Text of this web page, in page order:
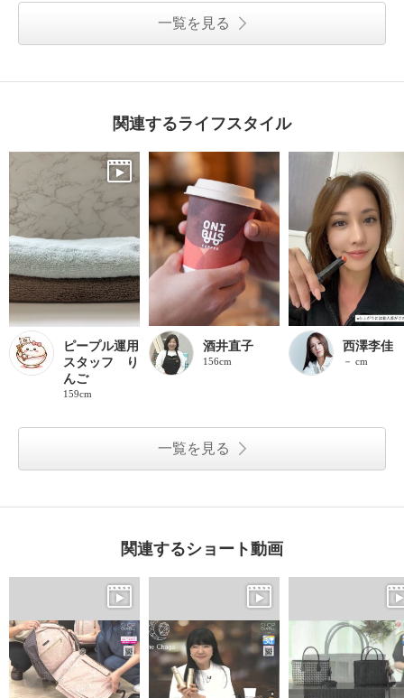
一覧を見る
関連するライフスタイル
ピープル運用
スタッフ り
んご
159cm
酒井直子
156cm
西澤李佳
－ cm
一覧を見る
関連するショート動画